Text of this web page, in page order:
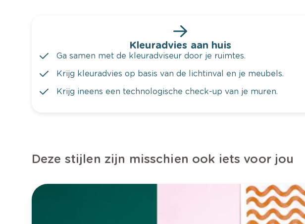
Kleuradvies aan huis
Ga samen met de kleuradviseur door je ruimtes.
Krijg kleuradvies op basis van de lichtinval en je meubels.
Krijg ineens een technologische check-up van je muren.
Deze stijlen zijn misschien ook iets voor jou